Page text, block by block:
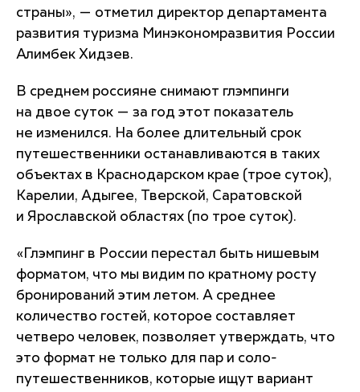
страны», — отметил директор департамента
развития туризма Минэкономразвития России
Алимбек Хидзев.
В среднем россияне снимают глэмпинги
на двое суток — за год этот показатель
не изменился. На более длительный срок
путешественники останавливаются в таких
объектах в Краснодарском крае (трое суток),
Карелии, Адыгее, Тверской, Саратовской
и Ярославской областях (по трое суток).
«Глэмпинг в России перестал быть нишевым
форматом, что мы видим по кратному росту
бронирований этим летом. А среднее
количество гостей, которое составляет
четверо человек, позволяет утверждать, что
это формат не только для пар и соло-
путешественников, которые ищут вариант